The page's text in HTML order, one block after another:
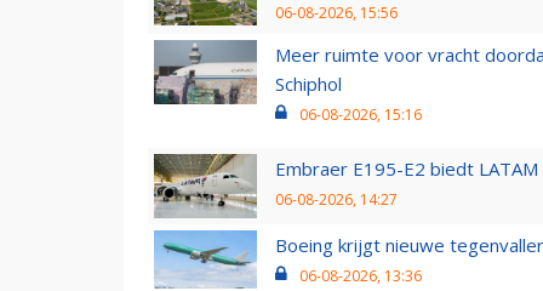
06-08-2026, 15:56
Meer ruimte voor vracht
Schiphol
06-08-2026, 15:16
Embraer E195-E2 biedt
06-08-2026, 14:27
Boeing krijgt nieuwe
06-08-2026, 13:36